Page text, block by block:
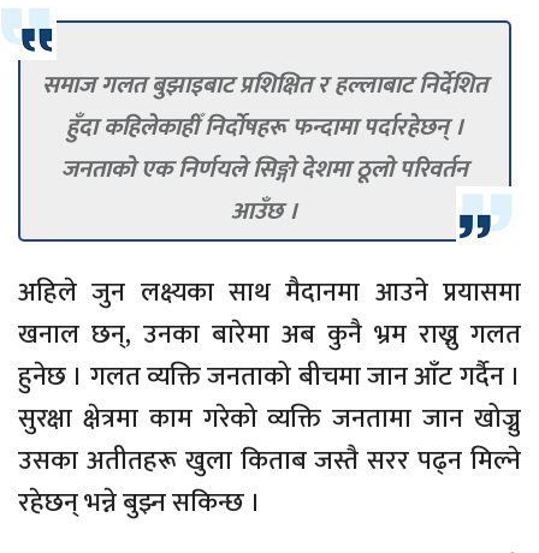
समाज गलत बुझाइबाट प्रशिक्षित र हल्लाबाट निर्देशित
हुँदा कहिलेकाहीँ निर्दोषहरू फन्दामा पर्दारहेछन् ।
जनताको एक निर्णयले सिङ्गो देशमा ठूलो परिवर्तन
आउँछ ।
अहिले जुन लक्ष्यका साथ मैदानमा आउने प्रयासमा
खनाल छन्, उनका बारेमा अब कुनै भ्रम राख्नु गलत
हुनेछ । गलत व्यक्ति जनताको बीचमा जान आँट गर्दैन ।
सुरक्षा क्षेत्रमा काम गरेको व्यक्ति जनतामा जान खोज्नु
उसका अतीतहरू खुला किताब जस्तै सरर पढ्न मिल्ने
रहेछन् भन्ने बुझ्न सकिन्छ ।